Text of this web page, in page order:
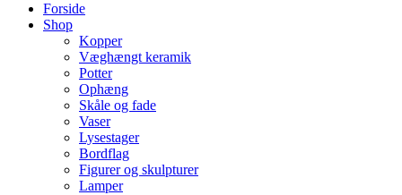
Forside
Shop
Kopper
Væghængt keramik
Potter
Ophæng
Skåle og fade
Vaser
Lysestager
Bordflag
Figurer og skulpturer
Lamper